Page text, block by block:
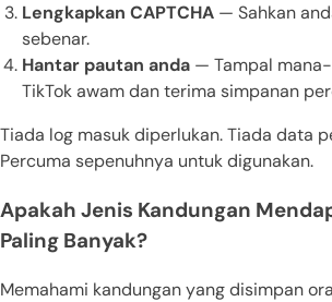
Lengkapkan CAPTCHA — Sahkan
sebenar.
Hantar pautan anda — Tampal
TikTok awam dan terima simpanan
Tiada log masuk diperlukan. Tiada data
Percuma sepenuhnya untuk digunakan.
Apakah Jenis Kandungan
Paling Banyak?
Memahami kandungan yang disimpan